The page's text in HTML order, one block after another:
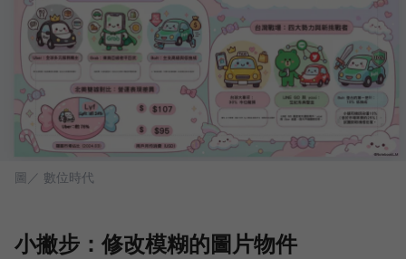
圖／ 數位時代
小撇步：修改模糊的圖片物件